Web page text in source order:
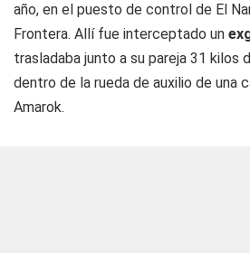
año, en el puesto de control de El
Frontera. Allí fue interceptado un
trasladaba junto a su pareja 31 kilos
dentro de la rueda de auxilio de una
Amarok.